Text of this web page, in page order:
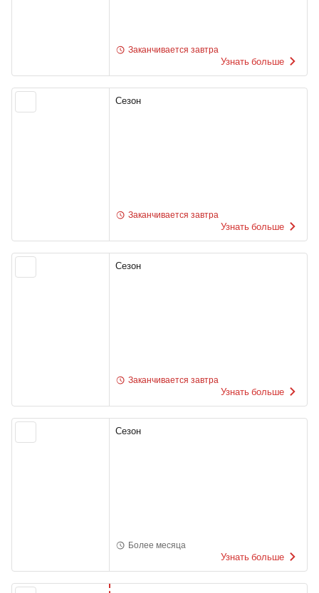
Заканчивается завтра
Узнать больше
Сезон
Заканчивается завтра
Узнать больше
Сезон
Заканчивается завтра
Узнать больше
Сезон
Более месяца
Узнать больше